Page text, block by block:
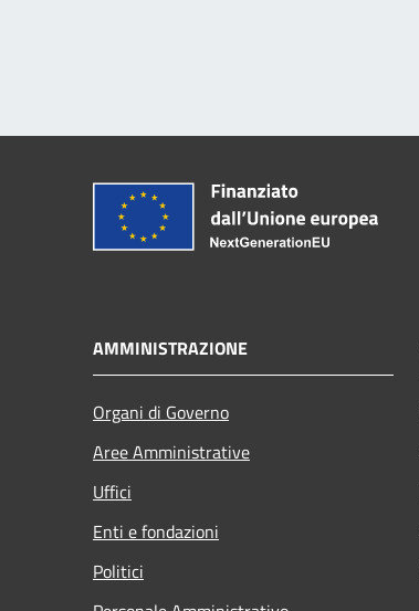
AMMINISTRAZIONE
Organi di Governo
Aree Amministrative
Uffici
Enti e fondazioni
Politici